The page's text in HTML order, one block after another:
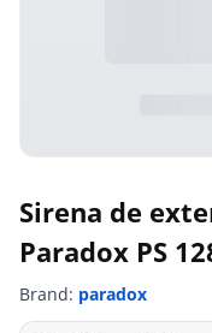
Sirena de
Paradox PS
Brand: paradox